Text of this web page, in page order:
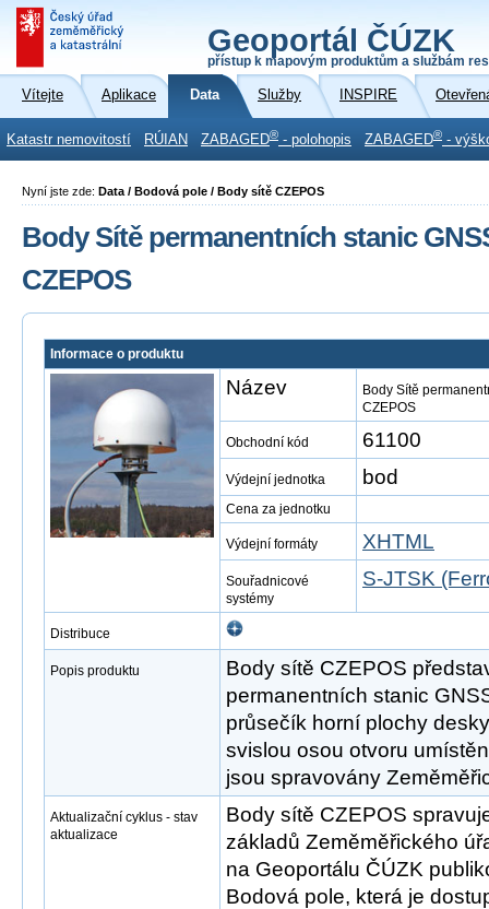
Geoportál ČÚZK
přístup k mapovým produktům a službám
Vítejte Aplikace Data Služby INSPIRE
Katastr nemovitostí RÚIAN ZABAGED® - polohopis ZABAGED® -
Nyní jste zde: Data / Bodová pole / Body sítě CZEPOS
Body Sítě permanentních stanic
CZEPOS
Informace o produktu
Název
Body Sítě
CZEPOS
Obchodní kód 61100
Výdejní jednotka bod
Cena za jednotku
Výdejní formáty XHTML
Souřadnicové
systémy
S-JTSK
Distribuce
Popis produktu
Body sítě CZEPOS
permanentních stanic
průsečík horní plochy
svislou osou otvoru
jsou spravovány
Aktualizační cyklus - stav
aktualizace
Body sítě CZEPOS
základů Zeměměřického
na Geoportálu ČÚZK
Bodová pole, která je